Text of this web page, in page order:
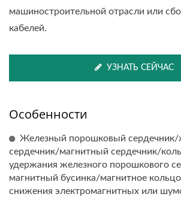
машиностроительной отрасли или
кабелей.
УЗНАТЬ СЕЙЧАС
Особенности
Железный порошковый сердечник/
сердечник/магнитный сердечник/
удержания железного порошкового
магнитный бусинка/магнитное
снижения электромагнитных или